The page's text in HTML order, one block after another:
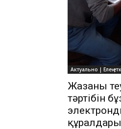
Актуально | Елең
Жазаны
тәртібін